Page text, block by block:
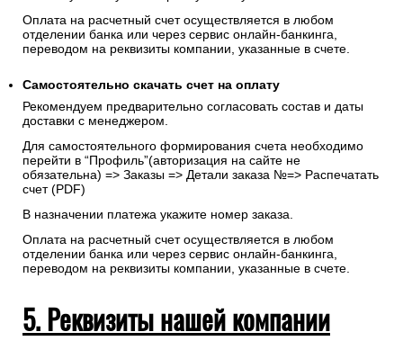
Оплата на расчетный счет осуществляется в любом
отделении банка или через сервис онлайн-банкинга,
переводом на реквизиты компании, указанные в счете.
Самостоятельно скачать счет на оплату
Рекомендуем предварительно согласовать состав и даты
доставки с менеджером.
Для самостоятельного формирования счета необходимо
перейти в “Профиль”(авторизация на сайте не
обязательна) => Заказы => Детали заказа №=> Распечатать
счет (PDF)
В назначении платежа укажите номер заказа.
Оплата на расчетный счет осуществляется в любом
отделении банка или через сервис онлайн-банкинга,
переводом на реквизиты компании, указанные в счете.
5. Реквизиты нашей компании